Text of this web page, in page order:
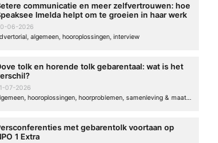
communicatie en meer zelfvertrouwen: hoe
Imelda helpt om te groeien in haar werk
06-2026
algemeen, hooroplossingen, interview
tolk en horende tolk gebarentaal: wat is het
07-2026
algemeen, hooroplossingen, hoorproblemen, samenleving & maatschappij
met gebarentolk voortaan op
1 Extra